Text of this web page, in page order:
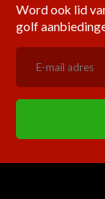
Word ook lid
golf